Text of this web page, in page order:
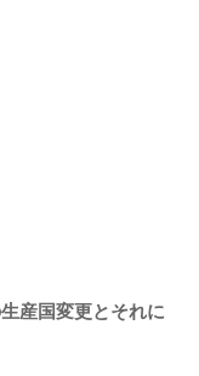
産国変更とそれに